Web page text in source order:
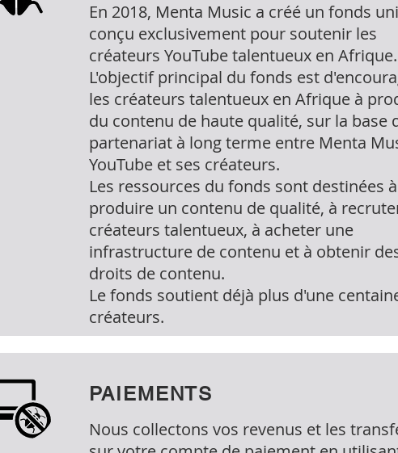
En 2018, Menta Music a créé un fonds
conçu exclusivement pour soutenir les
créateurs YouTube talentueux en Afrique.
L'objectif principal du fonds est
les créateurs talentueux en Afrique à
du contenu de haute qualité, sur la base
partenariat à long terme entre Menta
YouTube et ses créateurs.
Les ressources du fonds sont destinées à
produire un contenu de qualité, à
créateurs talentueux, à acheter une
infrastructure de contenu et à obtenir
droits de contenu.
Le fonds soutient déjà plus d'une
créateurs.
PAIEMENTS
Nous collectons vos revenus et les